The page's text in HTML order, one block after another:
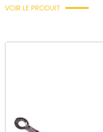
VOIR LE PRODUIT